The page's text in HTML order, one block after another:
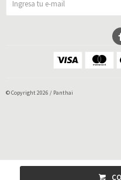
© Copyright 2026 / Panthai